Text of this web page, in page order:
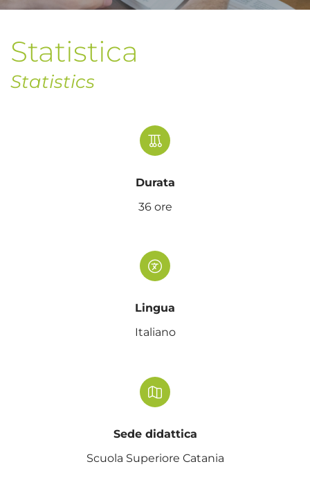
Statistica
Statistics
Durata
36 ore
Lingua
Italiano
Sede didattica
Scuola Superiore Catania